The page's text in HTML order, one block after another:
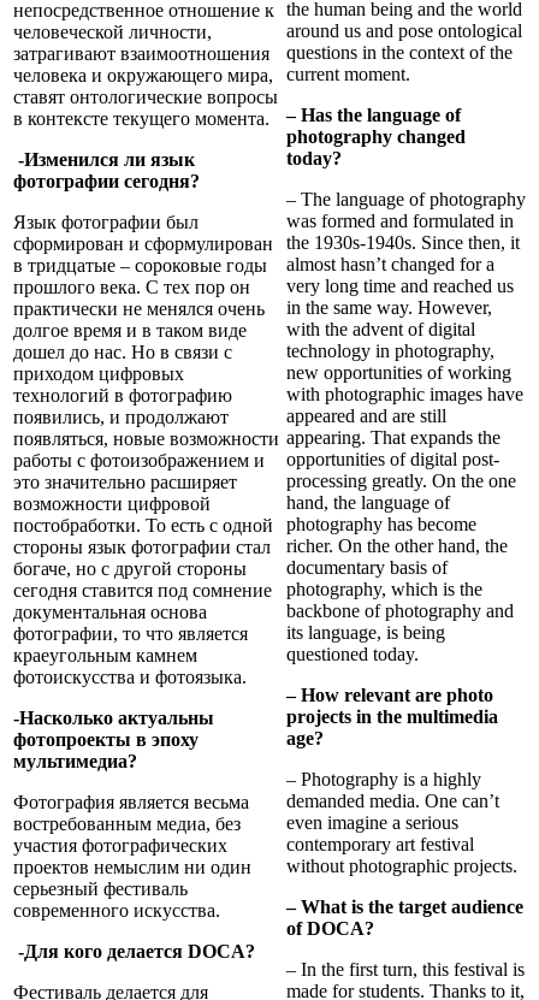
непосредственное отношение к
человеческой личности,
затрагивают взаимоотношения
человека и окружающего мира,
ставят онтологические вопросы
в контексте текущего момента.
-Изменился ли язык
фотографии сегодня?
Язык фотографии был
сформирован и сформулирован
в тридцатые – сороковые годы
прошлого века. С тех пор он
практически не менялся очень
долгое время и в таком виде
дошел до нас. Но в связи с
приходом цифровых
технологий в фотографию
появились, и продолжают
появляться, новые возможности
работы с фотоизображением и
это значительно расширяет
возможности цифровой
постобработки. То есть с одной
стороны язык фотографии стал
богаче, но с другой стороны
сегодня ставится под сомнение
документальная основа
фотографии, то что является
краеугольным камнем
фотоискусства и фотоязыка.
-Насколько актуальны
фотопроекты в эпоху
мультимедиа?
Фотография является весьма
востребованным медиа, без
участия фотографических
проектов немыслим ни один
серьезный фестиваль
современного искусства.
-Для кого делается DOCA?
Фестиваль делается для
the human being and the world
around us and pose ontological
questions in the context of the
current moment.
– Has the language of
photography changed
today?
– The language of photography
was formed and formulated in
the 1930s-1940s. Since then, it
almost hasn’t changed for a
very long time and reached us
in the same way. However,
with the advent of digital
technology in photography,
new opportunities of working
with photographic images have
appeared and are still
appearing. That expands the
opportunities of digital post-
processing greatly. On the one
hand, the language of
photography has become
richer. On the other hand, the
documentary basis of
photography, which is the
backbone of photography and
its language, is being
questioned today.
– How relevant are photo
projects in the multimedia
age?
– Photography is a highly
demanded media. One can’t
even imagine a serious
contemporary art festival
without photographic projects.
– What is the target audience
of DOCA?
– In the first turn, this festival is
made for students. Thanks to it,